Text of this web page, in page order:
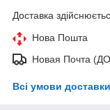
Доставка
Нова Пошта
Новая Почта
Всі умови доставки